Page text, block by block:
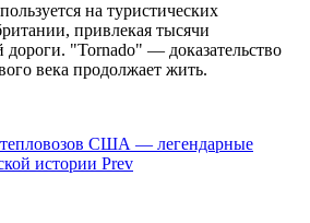
на туристических
привлекая тысячи
"Tornado" — доказательство
века продолжает жить.
тепловозов США — легендарные
истории Prev